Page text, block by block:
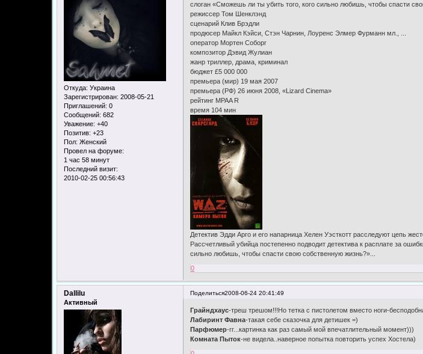
Откуда: Украина
Зарегистрирован: 2008-05-21
Приглашений: 0
Сообщений: 682
Уважение: +40
Позитив: +23
Пол: Женский
Провел на форуме:
1 час 58 минут
Последний визит:
2010-02-25 00:56:43
слоган «Сможешь ли ты убить того, кого сильно любишь, чтобы спасти
режиссер Том Шенклэнд
сценарий Клив Брэдли
продюсер Майкл Кэйси, Стэн Чарнин, Лоуренс Элмер Фурманн мл., ...
оператор Мортен Соборг
композитор Дэвид Жулиан
жанр триллер, драма, криминал
бюджет £5 000 000
премьера (мир) 19 мая 2007
премьера (РФ) 26 июня 2008, «Lizard Cinema»
рейтинг MPAA R
время 104 мин
Детектив Эдди Арго и его напарница Хелен Уэсткотт расследуют цепь
Рассчетливый убийца постепенно подводит детектива к расплате за
сильно любишь, чтобы спасти свою собственную жизнь?»...
0
Поделиться2008-06-24 20:41:49
Dallilu
Активный
Грайндхаус-треш трешом!!!Но тетка с пистолетом вместо ноги-
Лабиринт Фавна-такая себе сказочка для детишек =)
Парфюмер-гг...картинка как раз самый мой впечатлительный момент)))
Комната Пыток-не видела..наверное попытка повторить успех Хостела)